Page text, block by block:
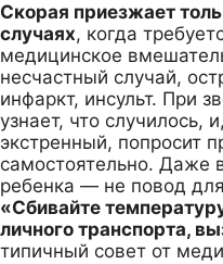
Скорая приезжает
случаях, когда
медицинское
несчастный случай,
инфаркт, инсульт. При
узнает, что случилось,
экстренный, попросит
самостоятельно. Даже
ребенка — не повод
«Сбивайте
личного транспорта,
типичный совет от